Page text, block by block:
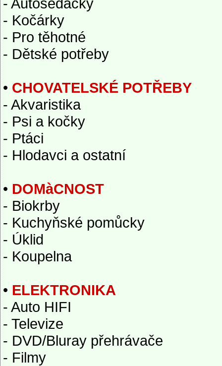
- Kočárky
- Pro těhotné
- Dětské potřeby
• CHOVATELSKÉ POTŘEBY
- Akvaristika
- Psi a kočky
- Ptáci
- Hlodavci a ostatní
• DOMàCNOST
- Biokrby
- Kuchyňské pomůcky
- Úklid
- Koupelna
• ELEKTRONIKA
- Auto HIFI
- Televize
- DVD/Bluray přehrávače
- Filmy